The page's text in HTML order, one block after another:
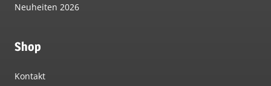
Neuheiten 2026
Shop
Kontakt